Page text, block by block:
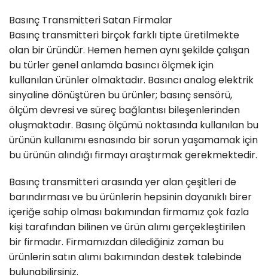
Basınç Transmitteri Satan Firmalar
Basınç transmitteri birçok farklı tipte üretilmekte
olan bir üründür. Hemen hemen aynı şekilde çalışan
bu türler genel anlamda basıncı ölçmek için
kullanılan ürünler olmaktadır. Basıncı analog elektrik
sinyaline dönüştüren bu ürünler; basınç sensörü,
ölçüm devresi ve süreç bağlantısı bileşenlerinden
oluşmaktadır. Basınç ölçümü noktasında kullanılan bu
ürünün kullanımı esnasında bir sorun yaşamamak için
bu ürünün alındığı firmayı araştırmak gerekmektedir.
Basınç transmitteri arasında yer alan çeşitleri de
barındırması ve bu ürünlerin hepsinin dayanıklı birer
içeriğe sahip olması bakımından firmamız çok fazla
kişi tarafından bilinen ve ürün alımı gerçekleştirilen
bir firmadır. Firmamızdan dilediğiniz zaman bu
ürünlerin satın alımı bakımından destek talebinde
bulunabilirsiniz.